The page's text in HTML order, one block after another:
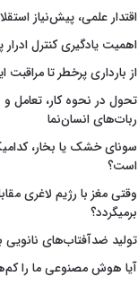
اقتدار علمی، پیش‌نیاز
اهمیت یادگیری کنترل ادرار پیش
از بارداری پرخطر تا مراقبت
تحول در نحوه کار، تعامل
ربات‌های انسان‌نما
سونای خشک یا بخار،
است؟
وقتی مغز با رژیم لاغری
برمیگردد؟
تولید ضدآفتاب‌های نانویی
آیا هوش مصنوعی ما را